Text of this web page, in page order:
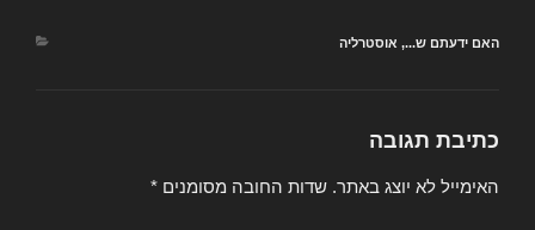
קטגוריות
האם ידעתם ש..., אוסטרליה
כתיבת תגובה
האימייל לא יוצג באתר. שדות החובה מסומנים *